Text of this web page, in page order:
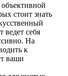
стоит знать
ведет себя
На
к
ваши